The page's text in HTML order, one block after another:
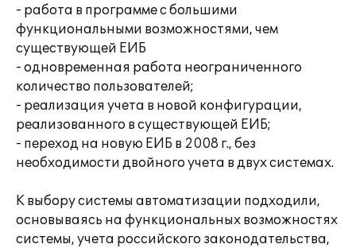
- работа в программе с большими
функциональными возможностями, чем
существующей ЕИБ
- одновременная работа неограниченного
количество пользователей;
- реализация учета в новой конфигурации,
реализованного в существующей ЕИБ;
- переход на новую ЕИБ в 2008 г., без
необходимости двойного учета в двух системах.
К выбору системы автоматизации подходили,
основываясь на функциональных возможностях
системы, учета российского законодательства,